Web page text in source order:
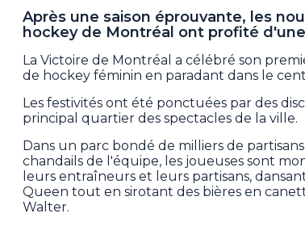
Après une saison éprouvante, les
hockey de Montréal ont profité
La Victoire de Montréal a célébré son
de hockey féminin en paradant dans le
Les festivités ont été ponctuées par des
principal quartier des spectacles de la ville.
Dans un parc bondé de milliers de
chandails de l'équipe, les joueuses sont
leurs entraîneurs et leurs partisans,
Queen tout en sirotant des bières en
Walter.